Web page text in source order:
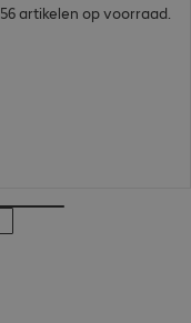
56 artikelen op voorraad.